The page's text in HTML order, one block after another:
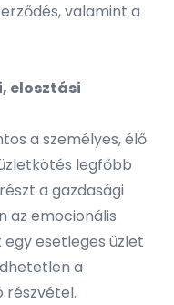
valamint a
elosztási
a személyes, élő
legfőbb
a gazdasági
az emocionális
esetleges üzlet
a
részvétel.